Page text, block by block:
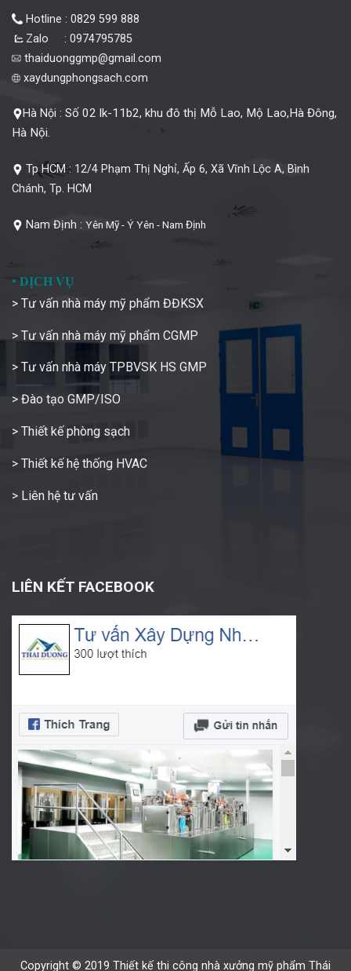
Hotline : 0829 599 888
Zalo : 0974795785
thaiduonggmp@gmail.com
xaydungphongsach.com
Hà Nội : Số 02 lk-11b2, khu đô thị Mỗ Lao, Mộ Lao,Hà Đông,
Hà Nội.
Tp HCM : 12/4 Phạm Thị Nghỉ, Ấp 6, Xã Vĩnh Lộc A, Bình
Chánh, Tp. HCM
Nam Định : Yên Mỹ - Ý Yên - Nam Định
• DỊCH VỤ
> Tư vấn nhà máy mỹ phẩm ĐĐKSX
> Tư vấn nhà máy mỹ phẩm CGMP
> Tư vấn nhà máy TPBVSK HS GMP
> Đào tạo GMP/ISO
> Thiết kế phòng sạch
> Thiết kế hệ thống HVAC
> Liên hệ tư vấn
LIÊN KẾT FACEBOOK
Copyright © 2019 Thiết kế thi công nhà xưởng mỹ phẩm Thái